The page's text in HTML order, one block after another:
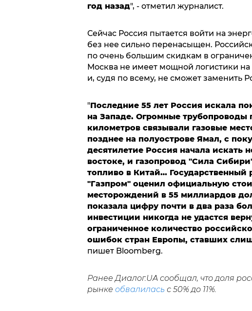
год назад", - отметил журналист.
Сейчас Россия пытается войти на
без нее сильно перенасыщен.
по очень большим скидкам в
Москва не имеет мощной логистики
и, судя по всему, не сможет заменить
"Последние 55 лет Россия искала
на Западе. Огромные трубопроводы
километров связывали газовые
позднее на полуострове Ямал, с
десятилетие Россия начала искать
востоке, и газопровод "Сила
топливо в Китай… Государственный
"Газпром" оценил официальную
месторождений в 55 миллиардов
показала цифру почти в два раза
инвестиции никогда не удастся
ограниченное количество
ошибок стран Европы, ставших
пишет Bloomberg.
Ранее Диалог.UA сообщал, что доля
рынке обвалилась с 50% до 11%.